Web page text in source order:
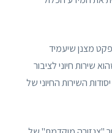
מצנן שיעמיד
שירות חיוני לציבור
השירות החיוני של